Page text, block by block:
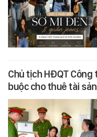
Chủ tịch HĐQT
buộc cho thuê tài